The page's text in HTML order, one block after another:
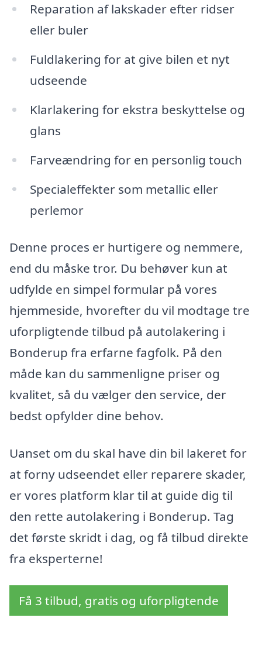
Reparation af lakskader efter ridser
eller buler
Fuldlakering for at give bilen et nyt
udseende
Klarlakering for ekstra beskyttelse og
glans
Farveændring for en personlig touch
Specialeffekter som metallic eller
perlemor
Denne proces er hurtigere og nemmere,
end du måske tror. Du behøver kun at
udfylde en simpel formular på vores
hjemmeside, hvorefter du vil modtage tre
uforpligtende tilbud på autolakering i
Bonderup fra erfarne fagfolk. På den
måde kan du sammenligne priser og
kvalitet, så du vælger den service, der
bedst opfylder dine behov.
Uanset om du skal have din bil lakeret for
at forny udseendet eller reparere skader,
er vores platform klar til at guide dig til
den rette autolakering i Bonderup. Tag
det første skridt i dag, og få tilbud direkte
fra eksperterne!
Få 3 tilbud, gratis og uforpligtende